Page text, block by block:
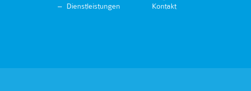
Dienstleistungen
Kontakt